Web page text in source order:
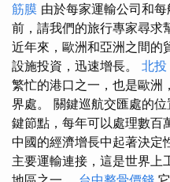
筋膜 由於每家運輸公司和
前，請我們的旅行專家尋求
近年來，歐洲和亞洲之間的
設施投資，迅速增長。 北
繁忙的港口之一，也是歐洲
界處。 關鍵巡航交匯處的
鍵節點，每年可以處理數百
中國的經濟增長中起著決定
主要運輸連接，這是世界上